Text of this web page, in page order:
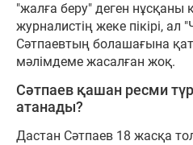
"жалға беру" деген нұсқаны
журналистің жеке пікірі, ал
Сәтпаевтың болашағына
мәлімдеме жасалған жоқ.
Сәтпаев қашан ресми
атанады?
Дастан Сәтпаев 18 жасқа